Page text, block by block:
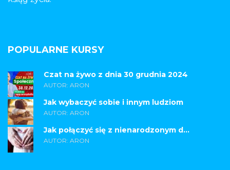
POPULARNE KURSY
Czat na żywo z dnia 30 grudnia 2024
AUTOR: ARON
Jak wybaczyć sobie i innym ludziom
AUTOR: ARON
Jak połączyć się z nienarodzonym d...
AUTOR: ARON